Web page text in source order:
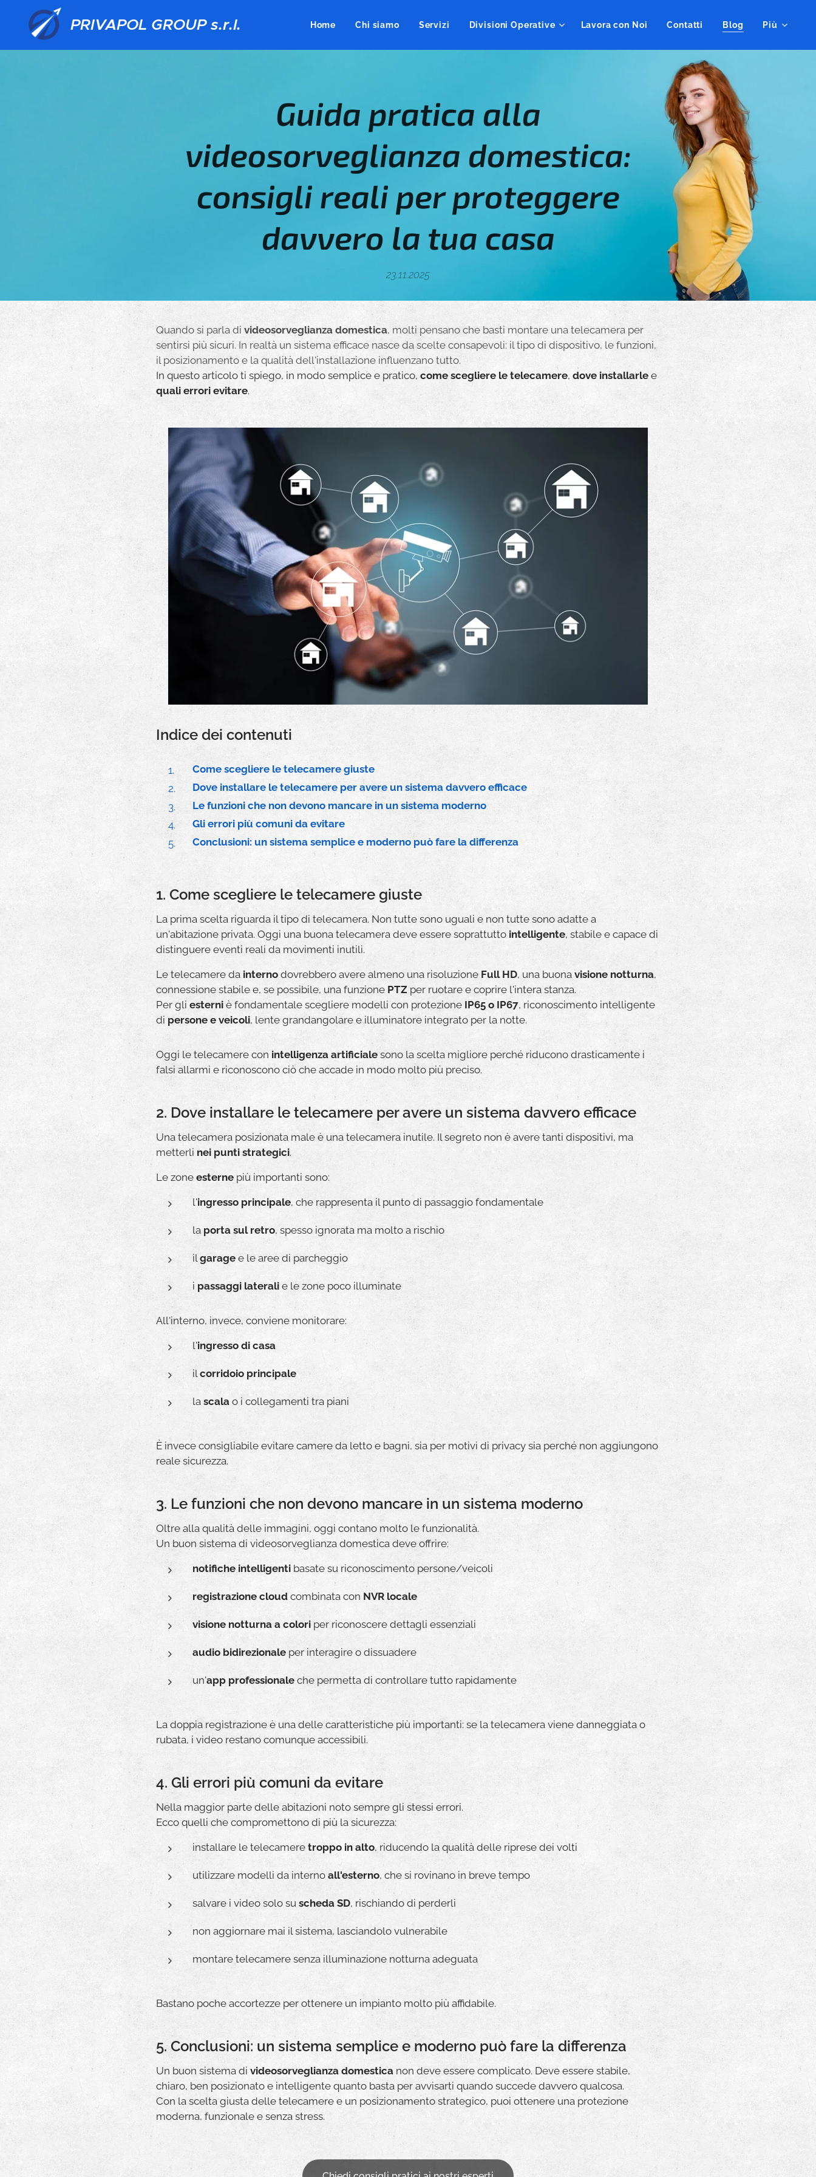
PRIVAPOL GROUP s.r.l. Home Chi siamo Servizi Divisioni Operative Lavora con Noi Contatti Blog Più
Guida pratica alla
videosorveglianza domestica:
consigli reali per proteggere
davvero la tua casa
23.11.2025
Quando si parla di videosorveglianza domestica, molti pensano che basti montare una telecamera per
sentirsi più sicuri. In realtà un sistema efficace nasce da scelte consapevoli: il tipo di dispositivo, le funzioni,
il posizionamento e la qualità dell'installazione influenzano tutto.
In questo articolo ti spiego, in modo semplice e pratico, come scegliere le telecamere, dove installarle e
quali errori evitare.
Indice dei contenuti
Come scegliere le telecamere giuste
Dove installare le telecamere per avere un sistema davvero efficace
Le funzioni che non devono mancare in un sistema moderno
Gli errori più comuni da evitare
Conclusioni: un sistema semplice e moderno può fare la differenza
1. Come scegliere le telecamere giuste
La prima scelta riguarda il tipo di telecamera. Non tutte sono uguali e non tutte sono adatte a
un'abitazione privata. Oggi una buona telecamera deve essere soprattutto intelligente, stabile e capace di
distinguere eventi reali da movimenti inutili.
Le telecamere da interno dovrebbero avere almeno una risoluzione Full HD, una buona visione notturna,
connessione stabile e, se possibile, una funzione PTZper ruotare e coprire l'intera stanza.
Per gli esterni è fondamentale scegliere modelli con protezione IP65 o IP67, riconoscimento intelligente
di persone e veicoli, lente grandangolare e illuminatore integrato per la notte.
Oggi le telecamere con intelligenza artificialesono la scelta migliore perché riducono drasticamente i
falsi allarmi e riconoscono ciò che accade in modo molto più preciso.
2. Dove installare le telecamere per avere un sistema davvero efficace
Una telecamera posizionata male è una telecamera inutile. Il segreto non è avere tanti dispositivi, ma
metterli nei punti strategici.
Le zone esterne più importanti sono:
l'ingresso principale, che rappresenta il punto di passaggio fondamentale
la porta sul retro, spesso ignorata ma molto a rischio
ilgarage e le aree di parcheggio
i passaggi laterali e le zone poco illuminate
All'interno, invece, conviene monitorare:
l'ingresso di casa
ilcorridoio principale
la scala o i collegamenti tra piani
È invece consigliabile evitare camere da letto e bagni, sia per motivi di privacy sia perché non aggiungono
reale sicurezza.
3. Le funzioni che non devono mancare in un sistema moderno
Oltre alla qualità delle immagini, oggi contano molto le funzionalità.
Un buon sistema di videosorveglianza domestica deve offrire:
notifiche intelligenti basate su riconoscimento persone/veicoli
registrazione cloud combinata con NVR locale
visione notturna a colori per riconoscere dettagli essenziali
audio bidirezionale per interagire o dissuadere
un'app professionale che permetta di controllare tutto rapidamente
La doppia registrazione è una delle caratteristiche più importanti: se la telecamera viene danneggiata o
rubata, i video restano comunque accessibili.
4. Gli errori più comuni da evitare
Nella maggior parte delle abitazioni noto sempre gli stessi errori.
Ecco quelli che compromettono di più la sicurezza:
installare le telecamere troppo in alto, riducendo la qualità delle riprese dei volti
utilizzare modelli da interno all'esterno, che si rovinano in breve tempo
salvare i video solo su scheda SD, rischiando di perderli
non aggiornare mai il sistema, lasciandolo vulnerabile
montare telecamere senza illuminazione notturna adeguata
Bastano poche accortezze per ottenere un impianto molto più affidabile.
5. Conclusioni: un sistema semplice e moderno può fare la differenza
Un buon sistema di videosorveglianza domestica non deve essere complicato. Deve essere stabile,
chiaro, ben posizionato e intelligente quanto basta per avvisarti quando succede davvero qualcosa.
Con la scelta giusta delle telecamere e un posizionamento strategico, puoi ottenere una protezione
moderna, funzionale e senza stress.